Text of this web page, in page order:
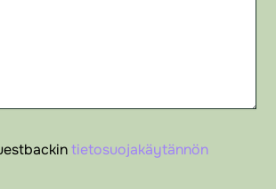
tietosuojakäytännön